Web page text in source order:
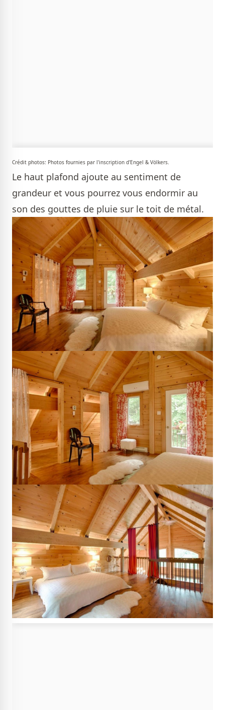
Crédit photos: Photos fournies par l'inscription d'Engel & Völkers.
Le haut plafond ajoute au sentiment de
grandeur et vous pourrez vous endormir au
son des gouttes de pluie sur le toit de métal.